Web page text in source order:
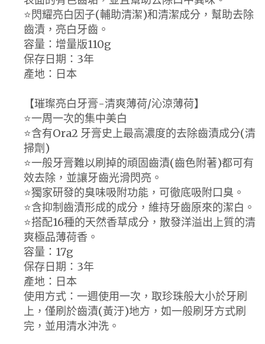
⭐️閃耀亮白因子(輔助清潔)和清潔成分，幫助去除
齒漬，亮白牙齒。
容量：增量版110g
保存日期：3年
產地：日本
【璀璨亮白牙膏-清爽薄荷/沁涼薄荷】
⭐️一周一次的集中美白
⭐️含有Ora2 牙膏史上最高濃度的去除齒漬成分(清
掃劑)
⭐️一般牙膏難以刷掉的頑固齒漬(齒色附著)都可有
效去除，並讓牙齒光滑閃亮。
⭐️獨家研發的臭味吸附功能，可徹底吸附口臭。
⭐️含抑制齒漬形成的成分，維持牙齒原來的潔白。
⭐️搭配16種的天然香草成分，散發洋溢出上質的清
爽極品薄荷香。
容量：17g
保存日期：3年
產地：日本
使用方式：一週使用一次，取珍珠般大小於牙刷
上，僅刷於齒漬(黃汙)地方，如一般刷牙方式刷
完，並用清水沖洗。